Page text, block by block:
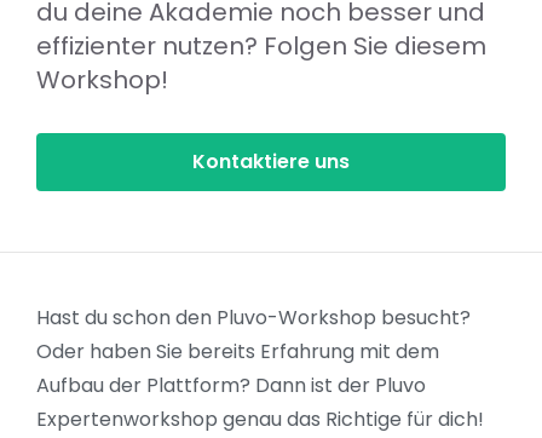
du deine Akademie noch besser und
effizienter nutzen? Folgen Sie diesem
Workshop!
Kontaktiere uns
Hast du schon den Pluvo-Workshop besucht?
Oder haben Sie bereits Erfahrung mit dem
Aufbau der Plattform? Dann ist der Pluvo
Expertenworkshop genau das Richtige für dich!